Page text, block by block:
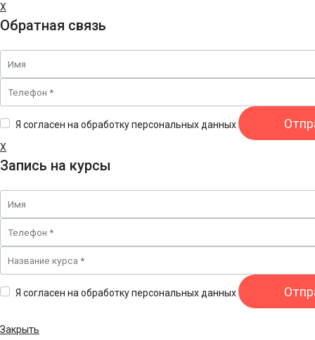
X
Обратная связь
Я согласен на обработку персональных данных
X
Запись на курсы
Я согласен на обработку персональных данных
Закрыть